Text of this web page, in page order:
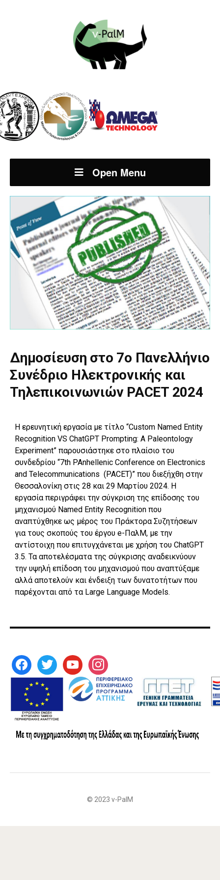
Open Menu
Δημοσίευση στο 7ο Πανελλήνιο
Συνέδριο Ηλεκτρονικής και
Τηλεπικοινωνιών PACET 2024
Η ερευνητική εργασία με τίτλο “Custom Named Entity
Recognition VS ChatGPT Prompting: A Paleontology
Experiment” παρουσιάστηκε στο πλαίσιο του
συνδεδρίου “7th PAnhellenic Conference on Electronics
and Telecommunications (PACET)” που διεξήχθη στην
Θεσσαλονίκη στις 28 και 29 Μαρτίου 2024. Η
εργασία περιγράφει την σύγκριση της επίδοσης του
μηχανισμού Named Entity Recognition που
αναπτύχθηκε ως μέρος του Πράκτορα Συζητήσεων
για τους σκοπούς του έργου e-ΠαλΜ, με την
αντίστοιχη που επιτυγχάνεται με χρήση του ChatGPT
3.5. Τα αποτελέσματα της σύγκρισης αναδεικνύουν
την υψηλή επίδοση του μηχανισμού που αναπτύξαμε
αλλά αποτελούν και ένδειξη των δυνατοτήτων που
παρέχονται από τα Large Language Models.
© 2023 v-PalM